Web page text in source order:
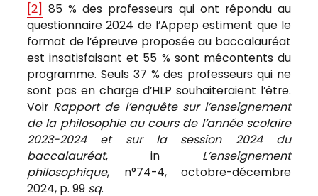
[2] 85 % des professeurs qui ont répondu au
questionnaire 2024 de l’Appep estiment que le
format de l’épreuve proposée au baccalauréat
est insatisfaisant et 55 % sont mécontents du
programme. Seuls 37 % des professeurs qui ne
sont pas en charge d’HLP souhaiteraient l’être.
Voir Rapport de l’enquête sur l’enseignement
de la philosophie au cours de l’année scolaire
2023-2024 et sur la session 2024 du
baccalauréat, in L’enseignement
philosophique, n°74-4, octobre-décembre
2024, p. 99 sq.